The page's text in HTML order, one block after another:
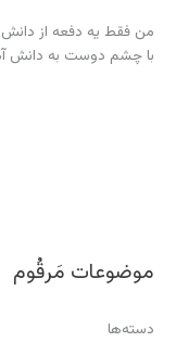
من فقط یه دفعه از دانش
با چشم دوست به دانش
موضوعات مَرقُوم
دسته‌ها